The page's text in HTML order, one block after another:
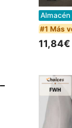
Almacén
#1 Más
11,84€